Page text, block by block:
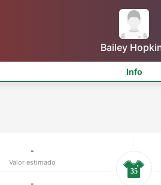
Bailey
Info
-
Valor estimado
35